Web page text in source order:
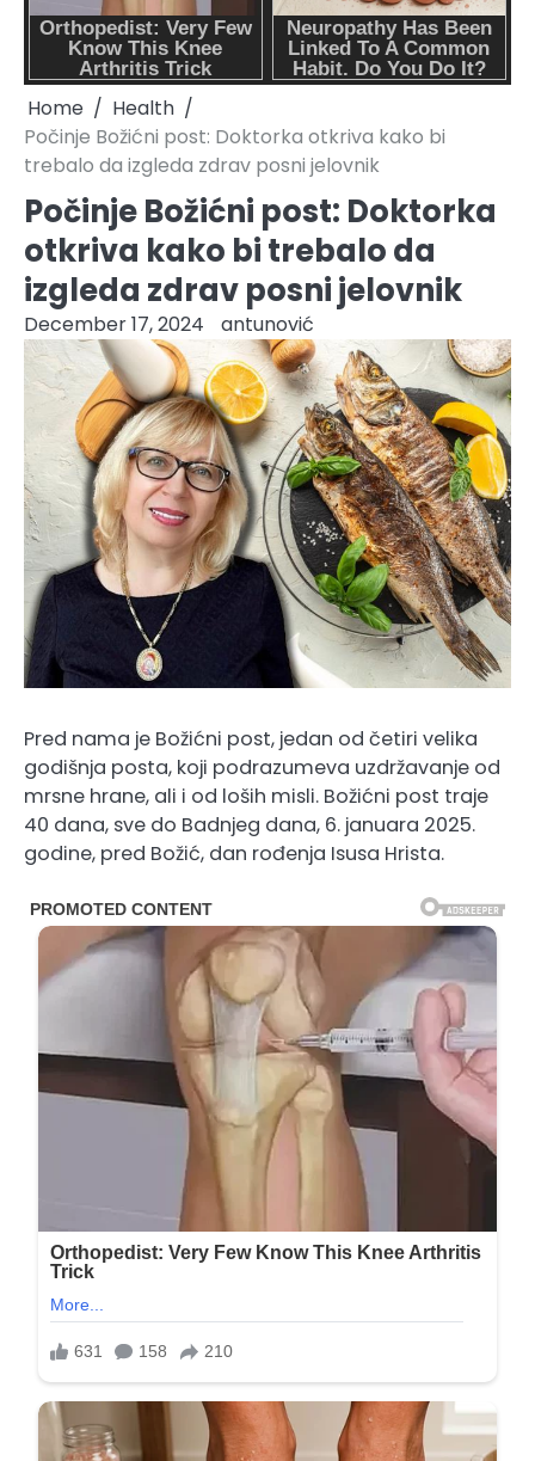
Home
Health
Počinje Božićni post: Doktorka otkriva kako bi
trebalo da izgleda zdrav posni jelovnik
Počinje Božićni post: Doktorka
otkriva kako bi trebalo da
izgleda zdrav posni jelovnik
December 17, 2024 antunović
Pred nama je Božićni post, jedan od četiri velika
godišnja posta, koji podrazumeva uzdržavanje od
mrsne hrane, ali i od loših misli. Božićni post traje
40 dana, sve do Badnjeg dana, 6. januara 2025.
godine, pred Božić, dan rođenja Isusa Hrista.